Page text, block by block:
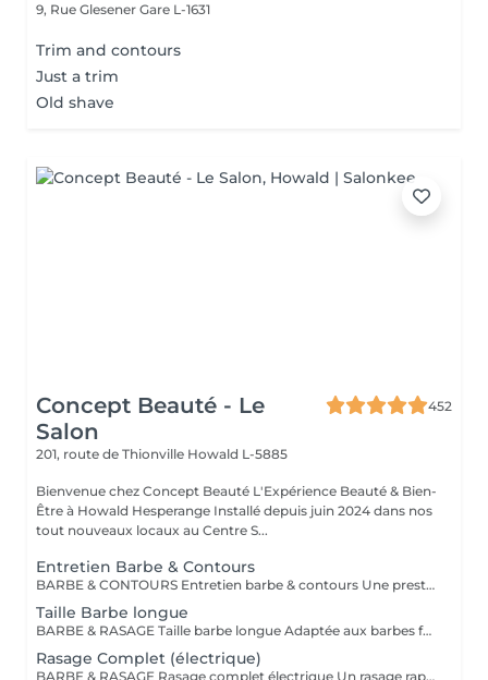
9, Rue Glesener Gare L-1631
Trim and contours
Just a trim
Old shave
Concept Beauté - Le
Salon
452
201, route de Thionville Howald L-5885
Bienvenue chez Concept Beauté L'Expérience Beauté & Bien-
Être à Howald Hesperange Installé depuis juin 2024 dans nos
tout nouveaux locaux au Centre S...
Entretien Barbe & Contours
BARBE & CONTOURS Entretien barbe & contours Une prestation idéale pour entretenir votre barbe et lui donner une forme nette et soignée. Cyril redéfinit les contours avec précision et travaille la longueur pour un résultat harmonieux. Finition aux ciseaux et à la tondeuse. Bienvenue dans notre espace Barber avec Cyril, notre expert barbier Nous accueillons notre clientèle masculine dans un espace Barber élégant et moderne, où Cyril, notre barbier, met son expertise au service de votre style. Que ce soit pour une coupe de cheveux impeccable ou un soin de barbe sur mesure, chaque prestation est réalisée avec précision et savoir-faire, dans une ambiance conviviale et raffinée.
Taille Barbe longue
BARBE & RASAGE Taille barbe longue Adaptée aux barbes fournies et longues, cette prestation permet d'équilibrer les volumes et de structurer votre barbe tout en respectant votre style. La coupe est réalisée aux ciseaux et à la tondeuse, avec des soins spécifiques pour nourrir et discipliner le poil. Bienvenue dans notre espace Barber avec Cyril, notre expert barbier Nous accueillons notre clientèle masculine dans un espace Barber élégant et moderne, où Cyril, notre barbier, met son expertise au service de votre style. Que ce soit pour une coupe de cheveux impeccable ou un soin de barbe sur mesure, chaque prestation est réalisée avec précision et savoir-faire, dans une ambiance conviviale et raffinée.
Rasage Complet (électrique)
BARBE & RASAGE Rasage complet électrique Un rasage rapide et efficace réalisé à la tondeuse et à la shavette électrique, idéal pour un look soigné et sans irritation. Bienvenue dans notre espace Barber avec Cyril, notre expert barbier Nous accueillons notre clientèle masculine dans un espace Barber élégant et moderne, où Cyril, notre barbier, met son expertise au service de votre style. Que ce soit pour une coupe de cheveux impeccable ou un soin de barbe sur mesure, chaque prestation est réalisée avec précision et savoir-faire, dans une ambiance conviviale et raffinée.